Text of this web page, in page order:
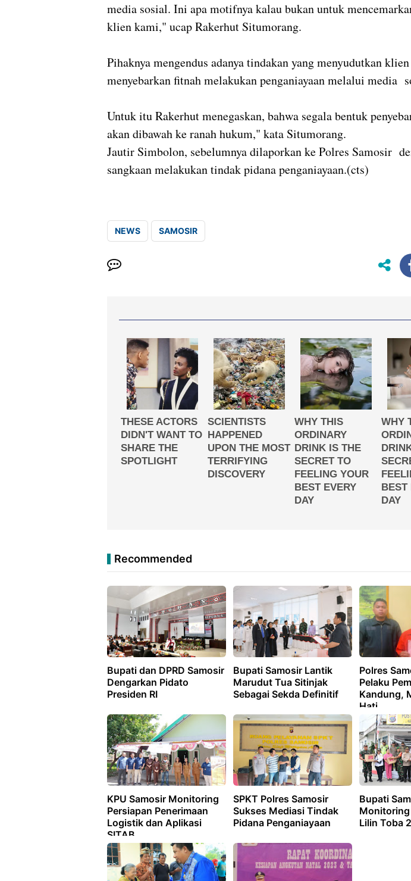
media sosial. Ini apa motifnya kalau bukan untuk
klien kami," ucap Rakerhut Situmorang.
Pihaknya mengendus adanya tindakan yang menyudutkan
menyebarkan fitnah melakukan penganiayaan melalui media
Untuk itu Rakerhut menegaskan, bahwa segala bentuk
akan dibawah ke ranah hukum," kata Situmorang.
Jautir Simbolon, sebelumnya dilaporkan ke Polres Samosir
sangkaan melakukan tindak pidana penganiayaan.(cts)
NEWS SAMOSIR
Recommended
Bupati dan DPRD Samosir
Dengarkan Pidato
Presiden RI
Bupati Samosir Lantik
Marudut Tua Sitinjak
Sebagai Sekda Definitif
Polres
Pelaku
Kandung,
Hati
KPU Samosir Monitoring
Persiapan Penerimaan
Logistik dan Aplikasi
SITAB
SPKT Polres Samosir
Sukses Mediasi Tindak
Pidana Penganiayaan
Bupati
Monitoring
Lilin Toba